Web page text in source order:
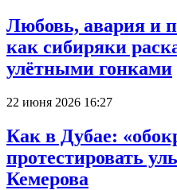
Любовь, авария и
как сибиряки
улётными гонками
22 июня 2026 16:27
Как в Дубае:
протестировать
Кемерова